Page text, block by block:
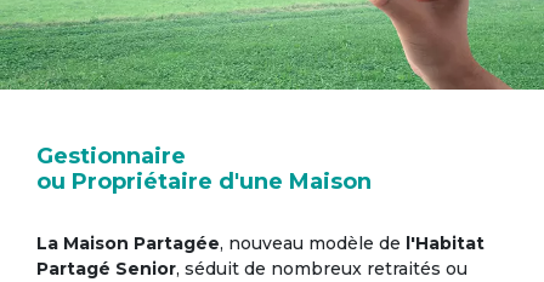
Gestionnaire
ou Propriétaire d'une Maison
La Maison Partagée, nouveau modèle de l'Habitat
Partagé Senior, séduit de nombreux retraités ou